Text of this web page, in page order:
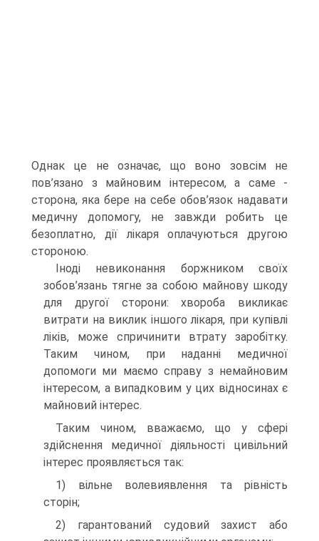
Однак це не означає, що воно зовсім не
пов’язано з майновим інтересом, а саме -
сторона, яка бере на себе обов’язок надавати
медичну допомогу, не завжди робить це
безоплатно, дії лікаря оплачуються другою
стороною.
Іноді невиконання боржником своїх
зобов’язань тягне за собою майнову шкоду
для другої сторони: хвороба викликає
витрати на виклик іншого лікаря, при купівлі
ліків, може спричинити втрату заробітку.
Таким чином, при наданні медичної
допомоги ми маємо справу з немайновим
інтересом, а випадковим у цих відносинах є
майновий інтерес.
Таким чином, вважаємо, що у сфері
здійснення медичної діяльності цивільний
інтерес проявляється так:
1) вільне волевиявлення та рівність
сторін;
2) гарантований судовий захист або